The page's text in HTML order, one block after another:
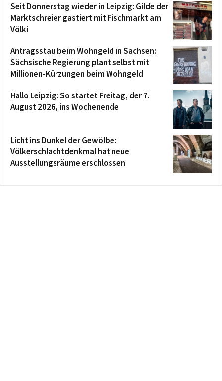
Seit Donnerstag wieder in Leipzig: Gilde der
Marktschreier gastiert mit Fischmarkt am
Völki
Antragsstau beim Wohngeld in Sachsen:
Sächsische Regierung plant selbst mit
Millionen-Kürzungen beim Wohngeld
Hallo Leipzig: So startet Freitag, der 7.
August 2026, ins Wochenende
Licht ins Dunkel der Gewölbe:
Völkerschlachtdenkmal hat neue
Ausstellungsräume erschlossen